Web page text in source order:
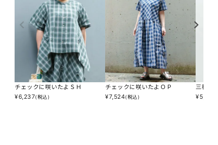
チェックに咲いたよＳＨ
¥6,237(税込)
チェックに咲いたよＯＰ
¥7,524(税込)
三種の
¥5,544